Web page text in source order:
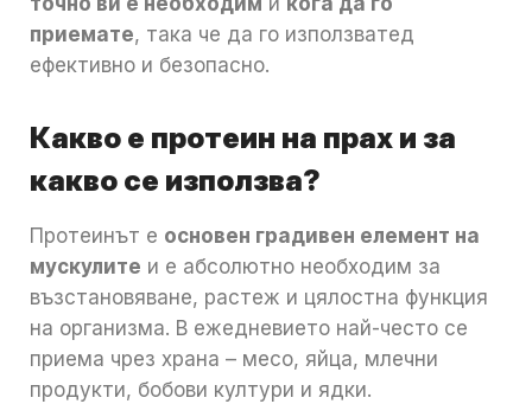
приемате, така че да го използватед
ефективно и безопасно.
Какво е протеин на прах и за
какво се използва?
Протеинът е основен градивен елемент на
мускулите и е абсолютно необходим за
възстановяване, растеж и цялостна функция
на организма. В ежедневието най-често се
приема чрез храна – месо, яйца, млечни
продукти, бобови култури и ядки.